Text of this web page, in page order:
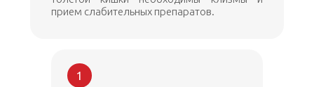
прием слабительных препаратов.
1